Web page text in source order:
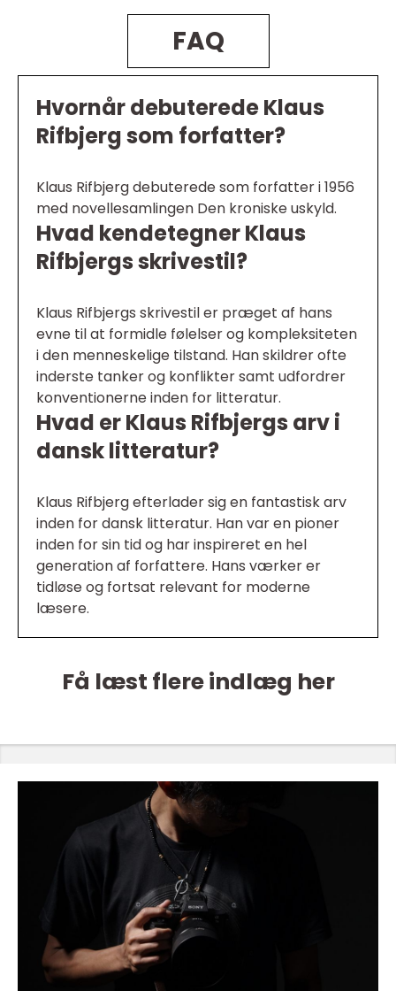
FAQ
Hvornår debuterede Klaus
Rifbjerg som forfatter?
Klaus Rifbjerg debuterede som forfatter i 1956
med novellesamlingen Den kroniske uskyld.
Hvad kendetegner Klaus
Rifbjergs skrivestil?
Klaus Rifbjergs skrivestil er præget af hans
evne til at formidle følelser og kompleksiteten
i den menneskelige tilstand. Han skildrer ofte
inderste tanker og konflikter samt udfordrer
konventionerne inden for litteratur.
Hvad er Klaus Rifbjergs arv i
dansk litteratur?
Klaus Rifbjerg efterlader sig en fantastisk arv
inden for dansk litteratur. Han var en pioner
inden for sin tid og har inspireret en hel
generation af forfattere. Hans værker er
tidløse og fortsat relevant for moderne
læsere.
Få læst flere indlæg her